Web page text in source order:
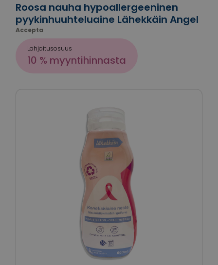
Roosa nauha hypoallergeeninen
pyykinhuuhteluaine Lähekkäin Angel
Accepta
Lahjoitusosuus
10 % myyntihinnasta